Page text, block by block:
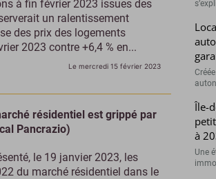
à fin février 2023 issues des
un ralentissement
des prix des logements
2023 contre +6,4 % en...
Le mercredi 15 février 2023
résidentiel est grippé par
Pancrazio)
le 19 janvier 2023, les
du marché résidentiel dans le
Île-
à
Une